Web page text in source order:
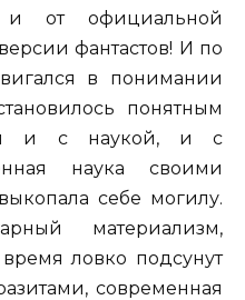
и от официальной
фантастов! И по
в понимании
понятным
и с наукой, и с
наука своими
себе могилу.
материализм,
ловко подсунут
современная